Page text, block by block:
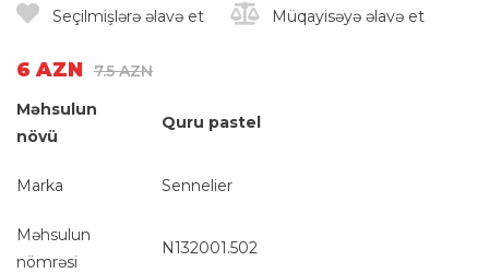
Seçilmişlərə əlavə et Müqayisəyə əlavə et
6 AZN 7.5 AZN
Məhsulun
növü
Quru pastel
Marka Sennelier
Məhsulun
nömrəsi
N132001.502